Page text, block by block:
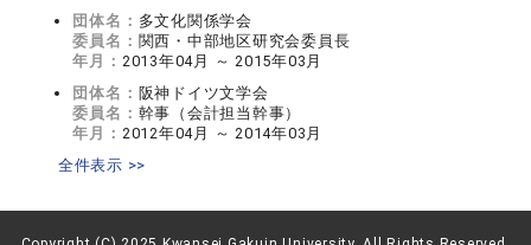
団体名： 多文化関係学会
委員名： 関西・中部地区研究会委員長
年月： 2013年04月 ～ 2015年03月
団体名： 阪神ドイツ文学会
委員名： 幹事（会計担当幹事）
年月： 2012年04月 ～ 2014年03月
全件表示 >>